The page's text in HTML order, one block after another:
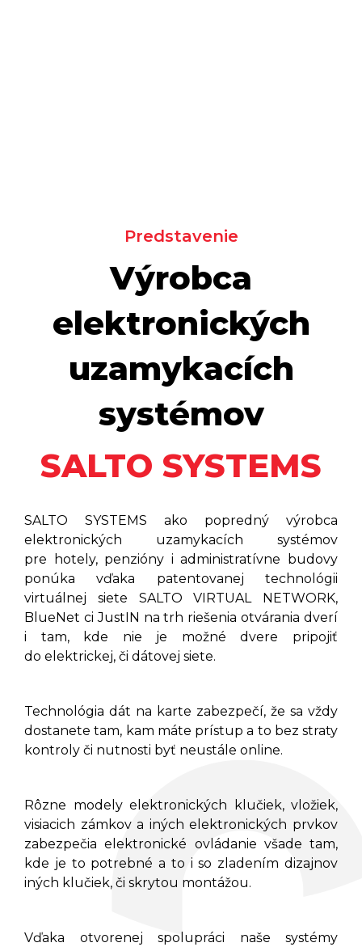
Predstavenie
Výrobca
elektronických
uzamykacích
systémov
SALTO SYSTEMS
SALTO SYSTEMS ako popredný výrobca
elektronických uzamykacích systémov
pre hotely, penzióny i administratívne budovy
ponúka vďaka patentovanej technológii
virtuálnej siete SALTO VIRTUAL NETWORK,
BlueNet ci JustIN na trh riešenia otvárania dverí
i tam, kde nie je možné dvere pripojiť
do elektrickej, či dátovej siete.
Technológia dát na karte zabezpečí, že sa vždy
dostanete tam, kam máte prístup a to bez straty
kontroly či nutnosti byť neustále online.
Rôzne modely elektronických klučiek, vložiek,
visiacich zámkov a iných elektronických prvkov
zabezpečia elektronické ovládanie všade tam,
kde je to potrebné a to i so zladením dizajnov
iných klučiek, či skrytou montážou.
Vďaka otvorenej spolupráci naše systémy